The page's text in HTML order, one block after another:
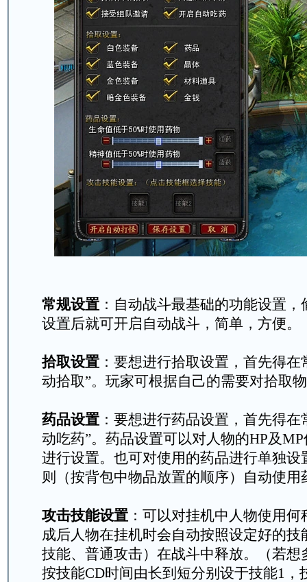
常规设置 ：自动战斗最基础的功能设置
设置后就可开启自动战斗，简单，方便。
拾取设置 ：要想进行拾取设置，首先得
动拾取”。玩家可根据自己的需要对拾取
药品设置 ：要想进行药品设置，首先得
动吃药”。药品设置可以对人物的HP及
进行设置。也可对使用的药品进行单独
则（按背包中物品放置的顺序）自动使用
攻击技能设置 ：可以对挂机中人物使用
成后人物在挂机时会自动按照设定好的
技能、普通攻击）在战斗中释放。（若
按技能CD时间由长到短分别设于技能1，